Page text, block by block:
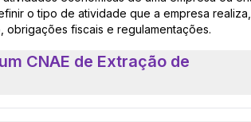
o tipo de atividade que a empresa realiza,
obrigações fiscais e regulamentações.
CNAE de Extração de